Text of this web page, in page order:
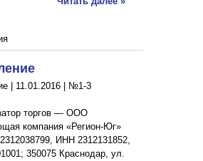
| 11.01.2016 №1-3
торгов — ООО
компания «Регион-Юг»
ИНН 2312131852,
350075 Краснодар, ул.